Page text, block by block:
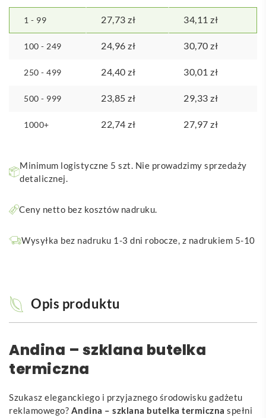
1 - 99 27,73 zł 34,11 zł
100 - 249 24,96 zł 30,70 zł
250 - 499 24,40 zł 30,01 zł
500 - 999 23,85 zł 29,33 zł
1000+ 22,74 zł 27,97 zł
Minimum logistyczne 5 szt. Nie prowadzimy sprzedaży
detalicznej.
Ceny netto bez kosztów nadruku.
Wysyłka bez nadruku 1-3 dni robocze, z nadrukiem 5-10
Opis produktu
Andina – szklana butelka
termiczna
Szukasz eleganckiego i przyjaznego środowisku gadżetu
reklamowego? Andina – szklana butelka termiczna spełni